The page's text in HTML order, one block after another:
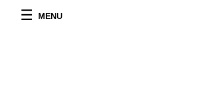
MENU